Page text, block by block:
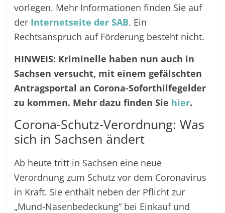
vorlegen. Mehr Informationen finden Sie auf
der Internetseite der SAB. Ein
Rechtsanspruch auf Förderung besteht nicht.
HINWEIS: Kriminelle haben nun auch in
Sachsen versucht, mit einem gefälschten
Antragsportal an Corona-Soforthilfegelder
zu kommen. Mehr dazu finden Sie hier.
Corona-Schutz-Verordnung: Was
sich in Sachsen ändert
Ab heute tritt in Sachsen eine neue
Verordnung zum Schutz vor dem Coronavirus
in Kraft. Sie enthält neben der Pflicht zur
„Mund-Nasenbedeckung“ bei Einkauf und